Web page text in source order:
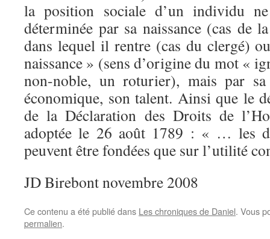
la position sociale d’un individu
déterminée par sa naissance (cas de
dans lequel il rentre (cas du clergé)
naissance » (sens d’origine du mot «
non-noble, un roturier), mais par
économique, son talent. Ainsi que le
de la Déclaration des Droits de
adoptée le 26 août 1789 : « … les
peuvent être fondées que sur l’utilité
JD Birebont novembre 2008
Ce contenu a été publié dans Les chroniques de Daniel. Vous
permalien.